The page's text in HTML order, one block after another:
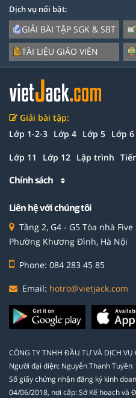
Dịch vụ nổi bật:
GIẢI BÀI TẬP SGK & SBT
TÀI LIỆU GIÁO VIÊN
Giải bài tập:
Lớp 1-2-3 Lớp 4 Lớp 5 Lớp 6
Lớp 11 Lớp 12 Lập trình
Chính sách
Liên hệ với chúng tôi
Tầng 2, G4 - G5 Tòa nhà
Phường Khương Đình, Hà Nội
Phone: 084 283 45 85
Email: hotro@vietjack.com
CÔNG TY TNHH ĐẦU TƯ VÀ DỊCH VỤ
Người đại diện: Nguyễn Thanh Tuyền
Số giấy chứng nhận đăng ký kinh
04/06/2018, nơi cấp: Sở Kế hoạch và